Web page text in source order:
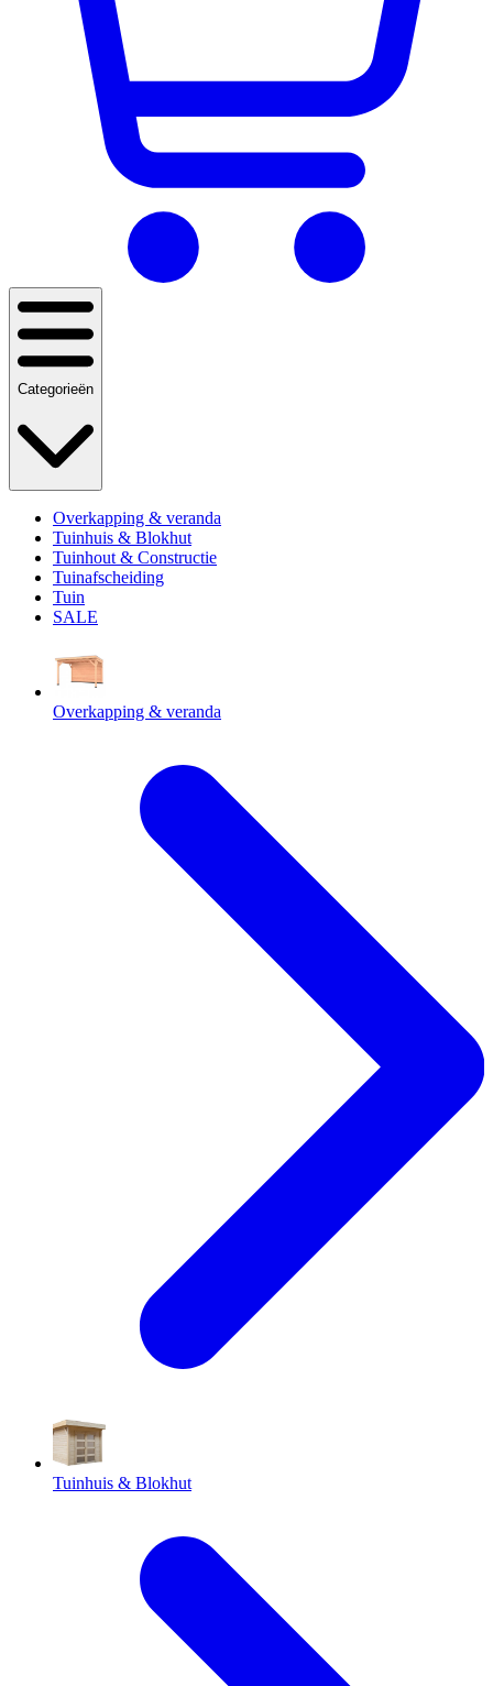
Categorieën
Overkapping & veranda
Tuinhuis & Blokhut
Tuinhout & Constructie
Tuinafscheiding
Tuin
SALE
Overkapping & veranda
Tuinhuis & Blokhut